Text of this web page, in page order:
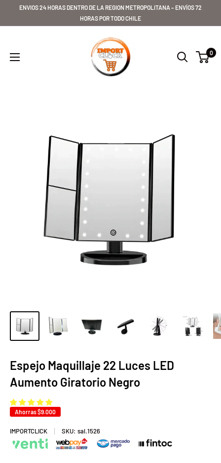
ENVIOS 24 HORAS DENTRO DE LA REGION METROPOLITANA – ENVÍOS 72
HORAS POR TODO CHILE
Importclick
0
Espejo Maquillaje 22 Luces LED
Aumento Giratorio Negro
Ahorras$9.000
IMPORTCLICK SKU: sal.1526